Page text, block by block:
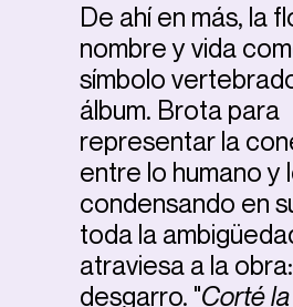
De ahí en más, la
nombre y vida
símbolo
álbum. Brota para
representar la
entre lo humano y
condensando en
toda la
atraviesa a la
desgarro. "Corté